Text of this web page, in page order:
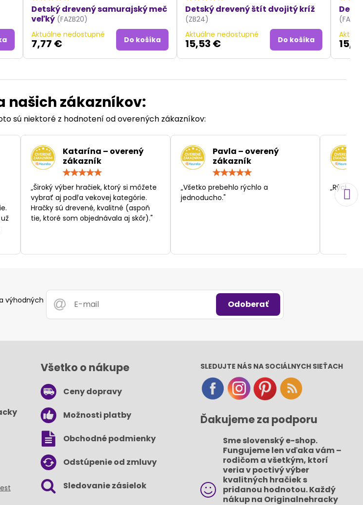
Detský drevený samurajský meč
veľký (FAZB20)
Aktuálne nedostupné
7,77 € Do košíka
Detský drevený štít dvojitý kríž
(ZB24)
Aktuálne nedostupné
15,53 € Do košíka
našich zákazníkov:
sú niektoré z hodnotení od overených zákazníkov:
Katarína – overený
zákazník
/
5
„Široký výber hračiek, ktorý si môžete
vybrať aj podľa vekovej kategórie.
Hračky sú drevené, kvalitné (aspoň
tie, ktoré som objednávala aj skôr)."
Pavla – overený
zákazník
„Všetko prebehlo rýchlo a
jednoducho."
Odoberať
výhodných
Všetko o nákupe
Ceny dopravy
Možnosti platby
Obchodné podmienky
Odstúpenie od zmluvy
Sledovanie zásielok
SLEDUJTE NÁS NA SOCIÁLNYCH SIEŤACH
Ďakujeme za podporu
Sme slovenský e-shop​.
Fungujeme len vďaka vám –
rodičom a všetkým, ktorí
veria v poctivý výber
kvalitných hračiek s
pridanou hodnotou​. Každý
nákup na Originalnehracky​